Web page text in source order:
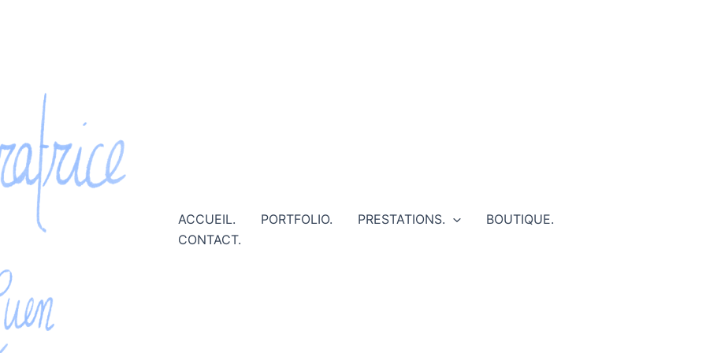
ACCUEIL. PORTFOLIO. PRESTATIONS.
BOUTIQUE.
CONTACT.